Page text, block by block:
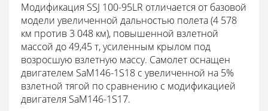
Модификация SSJ 100-95LR отличается от базовой
модели увеличенной дальностью полета (4 578
км против 3 048 км), повышенной взлетной
массой до 49,45 т, усиленным крылом под
возросшую взлетную массу. Самолет оснащен
двигателем SaM146-1S18 с увеличенной на 5%
взлетной тягой по сравнению с модификацией
двигателя SaM146-1S17.